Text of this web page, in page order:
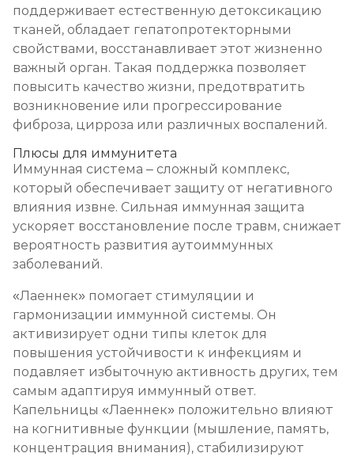
поддерживает естественную детоксикацию
тканей, обладает гепатопротекторными
свойствами, восстанавливает этот жизненно
важный орган. Такая поддержка позволяет
повысить качество жизни, предотвратить
возникновение или прогрессирование
фиброза, цирроза или различных воспалений.
Плюсы для иммунитета
Иммунная система – сложный комплекс,
который обеспечивает защиту от негативного
влияния извне. Сильная иммунная защита
ускоряет восстановление после травм, снижает
вероятность развития аутоиммунных
заболеваний.
«Лаеннек» помогает стимуляции и
гармонизации иммунной системы. Он
активизирует одни типы клеток для
повышения устойчивости к инфекциям и
подавляет избыточную активность других, тем
самым адаптируя иммунный ответ.
Капельницы «Лаеннек» положительно влияют
на когнитивные функции (мышление, память,
концентрация внимания), стабилизируют